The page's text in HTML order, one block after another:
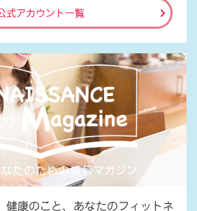
式アカウント一覧
健康のこと、あなたのフィットネ